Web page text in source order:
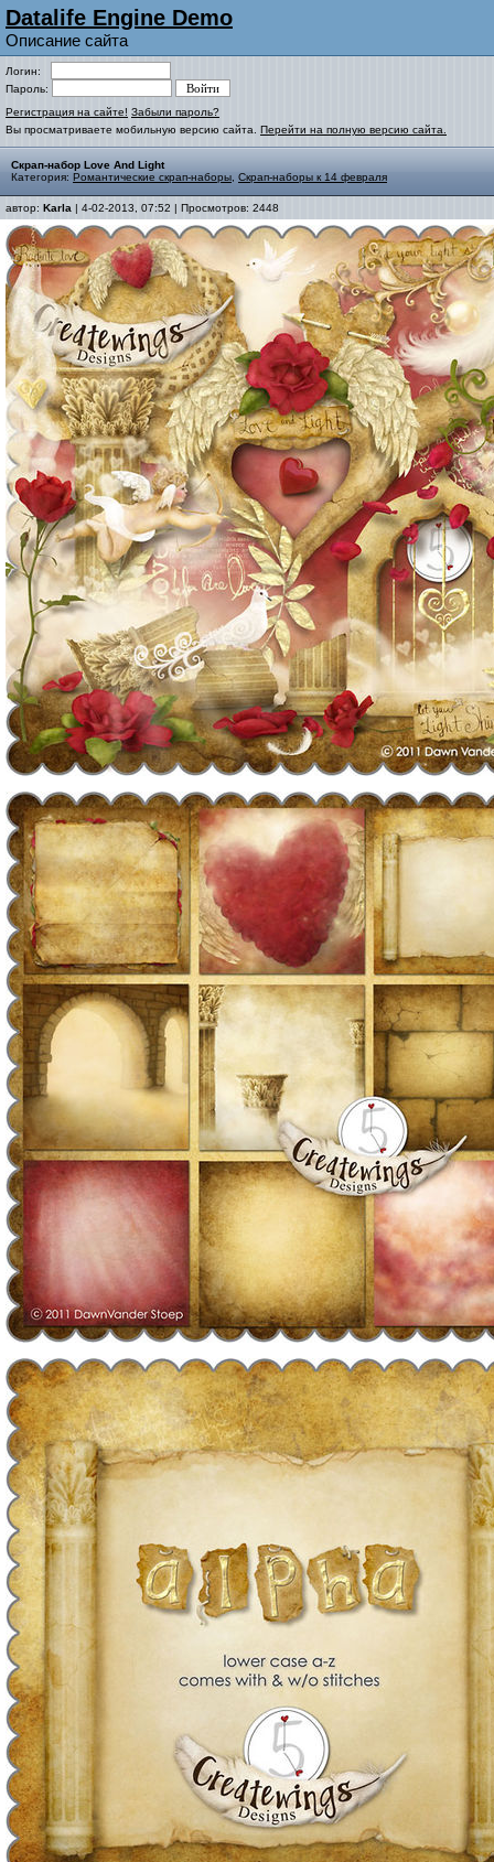
Datalife Engine Demo
Описание сайта
Логин:
Пароль:
Регистрация на сайте! Забыли пароль?
Вы просматриваете мобильную версию сайта. Перейти на полную версию сайта.
Скрап-набор Love And Light
Категория: Романтические скрап-наборы Скрап-наборы к 14 февраля
автор: Karla | 4-02-2013, 07:52 | Просмотров: 2448